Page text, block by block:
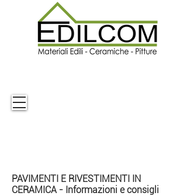
PAVIMENTI E RIVESTIMENTI IN
CERAMICA - Informazioni e consigli